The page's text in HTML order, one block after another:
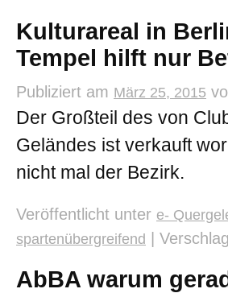
Kulturareal in
Tempel hilft nur
Publiziert am März 25, 2015
Der Großteil des von
Geländes ist verkauft
nicht mal der Bezirk.
Veröffentlicht unter e-
spartenübergreifend
AbBA warum